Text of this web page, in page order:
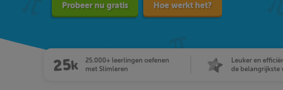
Probeer nu gratis Hoe werkt het?
25.000+ leerlingen oefenen
met Slimleren
Leuker en
de belangrijkste